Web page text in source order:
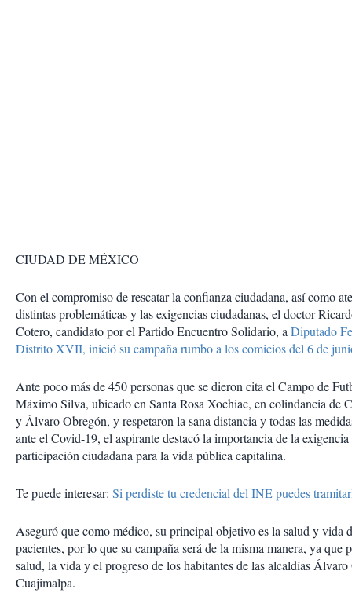
CIUDAD DE MÉXICO
Con el compromiso de rescatar la confianza ciudadana, así como
distintas problemáticas y las exigencias ciudadanas, el doctor
Cotero, candidato por el Partido Encuentro Solidario, aDiputado
Distrito XVII, inició su campaña rumbo a los comicios del 6 de
Ante poco más de 450 personas que se dieron cita el Campo de
Máximo Silva, ubicado en Santa Rosa Xochiac, en colindancia de
y Álvaro Obregón, y respetaron la sana distancia y todas las
ante el Covid-19, el aspirante destacó la importancia de la
participación ciudadana para la vida pública capitalina.
Te puede interesar: Si perdiste tu credencial del INE puedes
Aseguró que como médico, su principal objetivo es la salud y vida
pacientes, por lo que su campaña será de la misma manera, ya que
salud, la vida y el progreso de los habitantes de las alcaldías
Cuajimalpa.